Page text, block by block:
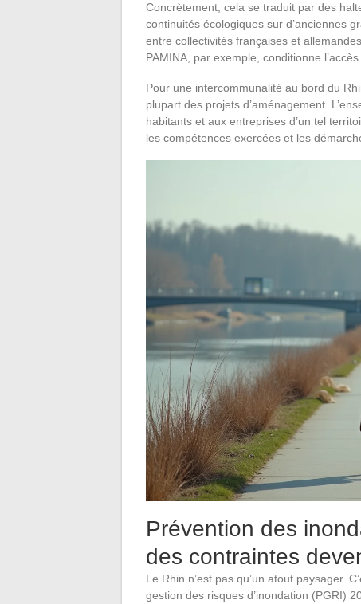
Concrètement, cela se traduit par des
continuités écologiques sur d’anciennes
entre collectivités françaises et
PAMINA, par exemple, conditionne
Pour une intercommunalité au bord du
plupart des projets d’aménagement.
habitants et aux entreprises d’un tel
les compétences exercées et les
Prévention des
des contraintes
Le Rhin n’est pas qu’un atout paysager.
gestion des risques d’inondation (PGRI)